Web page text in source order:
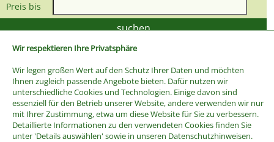
Wir respektieren Ihre Privatsphäre
Wir legen großen Wert auf den Schutz Ihrer Daten und möchten
Ihnen zugleich passende Angebote bieten. Dafür nutzen wir
unterschiedliche Cookies und Technologien. Einige davon sind
essenziell für den Betrieb unserer Website, andere verwenden wir nur
mit Ihrer Zustimmung, etwa um diese Website für Sie zu verbessern.
Detaillierte Informationen zu den verwendeten Cookies finden Sie
unter 'Details auswählen' sowie in unseren Datenschutzhinweisen.
Preis bis